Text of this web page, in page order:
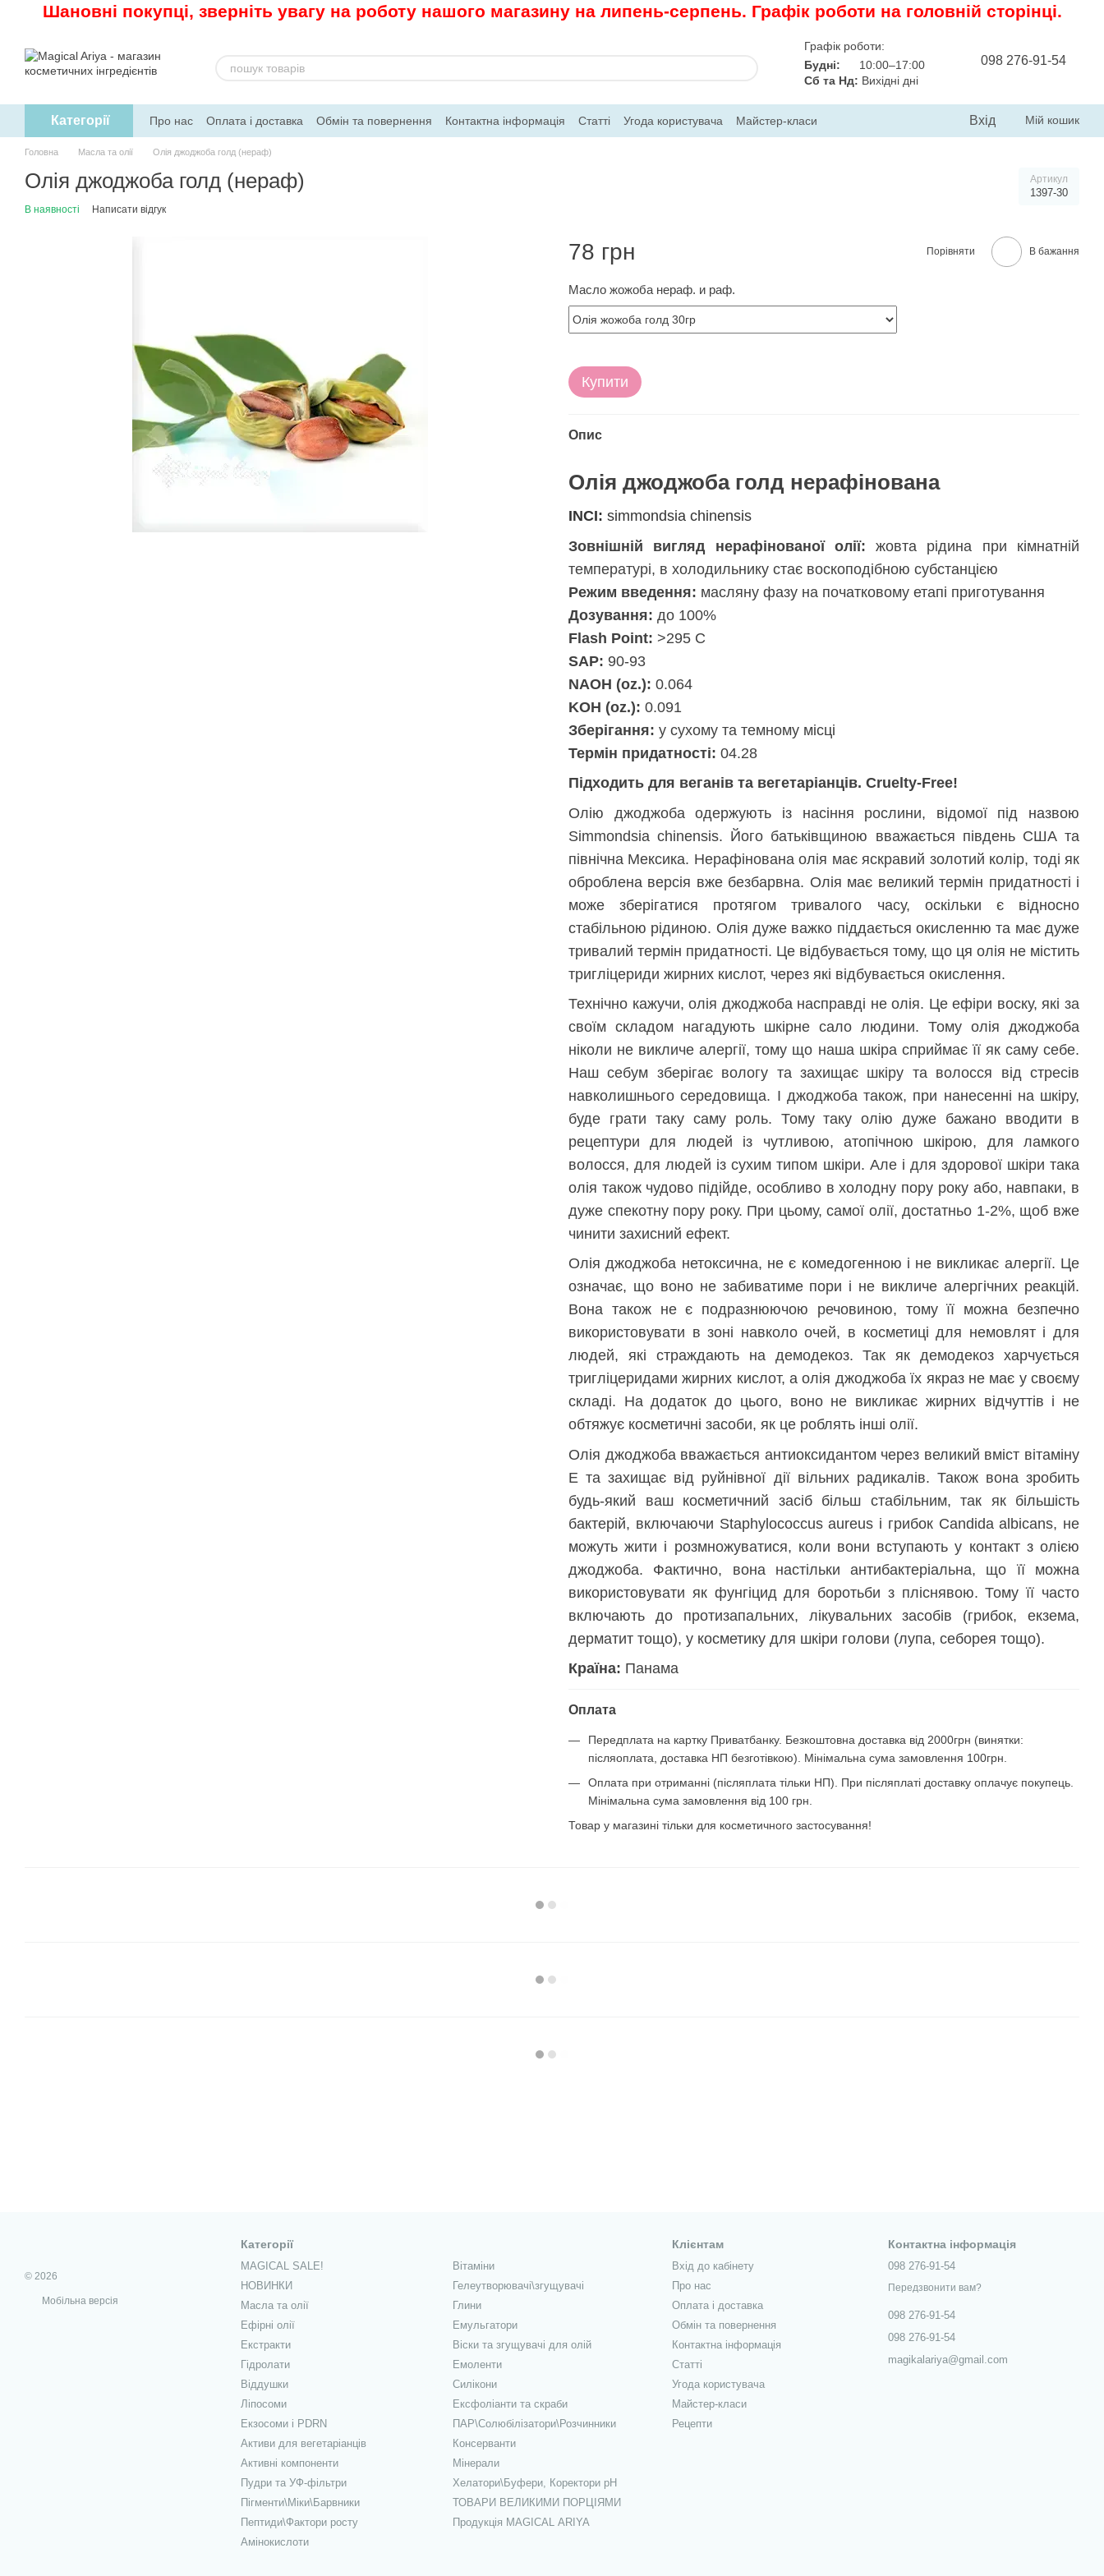
Шановні покупці, зверніть увагу на роботу нашого магазину на липень-серпень. Графік роботи на головній сторінці.
Графік роботи:
Будні:
10:00–17:00
Сб та Нд: Вихідні дні
098 276-91-54
Категорії Про нас Оплата і доставка Обмін та повернення Контактна інформація Статті Угода користувача
Майстер-класи
Рецепти
Вхід Мій кошик
Головна Масла та олії Олія джоджоба голд (нераф)
Олія джоджоба голд (нераф) Артикул
1397-30
В наявності Написати відгук
78 грн Порівняти В бажання
Масло жожоба нераф. и раф.
Купити
Опис
Олія джоджоба голд нерафінована
INCI: simmondsia chinensis
Зовнішній вигляд нерафінованої олії: жовта рідина при кімнатній
температурі, в холодильнику стає воскоподібною субстанцією
Режим введення: масляну фазу на початковому етапі приготування
Дозування: до 100%
Flash Point: >295 C
SAP: 90-93
NAOH (oz.): 0.064
KOH (oz.): 0.091
Зберігання: у сухому та темному місці
Термін придатності: 04.28
Підходить для веганів та вегетаріанців. Cruelty-Free!
Олію джоджоба одержують із насіння рослини, відомої під назвою
Simmondsia chinensis. Його батьківщиною вважається південь США та
північна Мексика. Нерафінована олія має яскравий золотий колір, тоді як
оброблена версія вже безбарвна. Олія має великий термін придатності і
може зберігатися протягом тривалого часу, оскільки є відносно
стабільною рідиною. Олія дуже важко піддається окисленню та має дуже
тривалий термін придатності. Це відбувається тому, що ця олія не містить
тригліцериди жирних кислот, через які відбувається окислення.
Технічно кажучи, олія джоджоба насправді не олія. Це ефіри воску, які за
своїм складом нагадують шкірне сало людини. Тому олія джоджоба
ніколи не викличе алергії, тому що наша шкіра сприймає її як саму себе.
Наш себум зберігає вологу та захищає шкіру та волосся від стресів
навколишнього середовища. І джоджоба також, при нанесенні на шкіру,
буде грати таку саму роль. Тому таку олію дуже бажано вводити в
рецептури для людей із чутливою, атопічною шкірою, для ламкого
волосся, для людей із сухим типом шкіри. Але і для здорової шкіри така
олія також чудово підійде, особливо в холодну пору року або, навпаки, в
дуже спекотну пору року. При цьому, самої олії, достатньо 1-2%, щоб вже
чинити захисний ефект.
Олія джоджоба нетоксична, не є комедогенною і не викликає алергії. Це
означає, що воно не забиватиме пори і не викличе алергічних реакцій.
Вона також не є подразнюючою речовиною, тому її можна безпечно
використовувати в зоні навколо очей, в косметиці для немовлят і для
людей, які страждають на демодекоз. Так як демодекоз харчується
тригліцеридами жирних кислот, а олія джоджоба їх якраз не має у своєму
складі. На додаток до цього, воно не викликає жирних відчуттів і не
обтяжує косметичні засоби, як це роблять інші олії.
Олія джоджоба вважається антиоксидантом через великий вміст вітаміну
Е та захищає від руйнівної дії вільних радикалів. Також вона зробить
будь-який ваш косметичний засіб більш стабільним, так як більшість
бактерій, включаючи Staphylococcus aureus і грибок Candida albicans, не
можуть жити і розмножуватися, коли вони вступають у контакт з олією
джоджоба. Фактично, вона настільки антибактеріальна, що її можна
використовувати як фунгіцид для боротьби з пліснявою. Тому її часто
включають до протизапальних, лікувальних засобів (грибок, екзема,
дерматит тощо), у косметику для шкіри голови (лупа, себорея тощо).
Країна: Панама
Оплата
Передплата на картку Приватбанку. Безкоштовна доставка від 2000грн (винятки:
післяоплата, доставка НП безготівкою). Мінімальна сума замовлення 100грн.
Оплата при отриманні (післяплата тільки НП). При післяплаті доставку оплачує покупець.
Мінімальна сума замовлення від 100 грн.
Товар у магазині тільки для косметичного застосування!
© 2026
Мобільна версія
Категорії
MAGICAL SALE!
НОВИНКИ
Масла та олії
Ефірні олії
Екстракти
Гідролати
Віддушки
Ліпосоми
Екзосоми і PDRN
Активи для вегетаріанців
Активні компоненти
Пудри та УФ-фільтри
Пігменти\Міки\Барвники
Пептиди\Фактори росту
Амінокислоти
Вітаміни
Гелеутворювачі\згущувачі
Глини
Емульгатори
Віски та згущувачі для олій
Емоленти
Силікони
Ексфоліанти та скраби
ПАР\Солюбілізатори\Розчинники
Консерванти
Мінерали
Хелатори\Буфери, Коректори рН
ТОВАРИ ВЕЛИКИМИ ПОРЦІЯМИ
Продукція MAGICAL ARIYA
Клієнтам
Вхід до кабінету
Про нас
Оплата і доставка
Обмін та повернення
Контактна інформація
Статті
Угода користувача
Майстер-класи
Рецепти
Контактна інформація
098 276-91-54
Передзвонити вам?
098 276-91-54
098 276-91-54
magikalariya@gmail.com